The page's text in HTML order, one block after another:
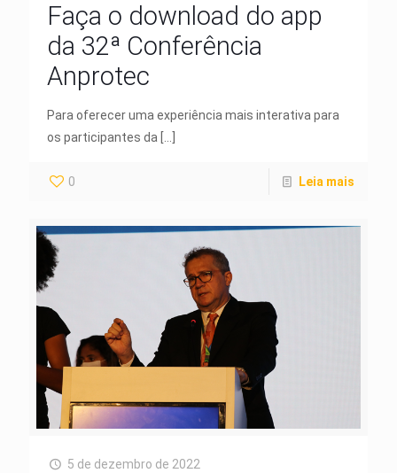
Faça o download do app
da 32ª Conferência
Anprotec
Para oferecer uma experiência mais interativa para
os participantes da […]
0 Leia mais
5 de dezembro de 2022